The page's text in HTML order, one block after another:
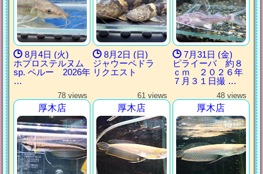
8月4日 (火)
ホプロステルヌム
sp. ペルー 2026年
…
8月2日 (日)
ジャウーペドラ
リクエスト
7月31日 (金)
ピライーバ 約８
ｃｍ ２０２６年
７月３１日撮 …
78 views
厚木店
61 views
厚木店
48 views
厚木店